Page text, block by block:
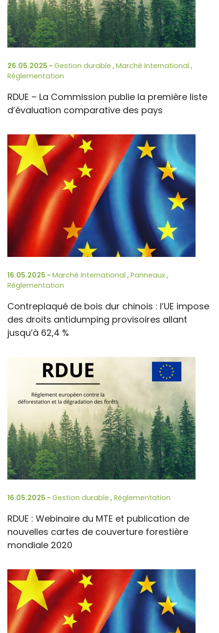
26.05.2025 - Gestion durable , Marché International ,
Réglementation
RDUE – La Commission publie la première liste
d’évaluation comparative des pays
16.05.2025 - Marché International , Panneaux,
Réglementation
Contreplaqué de bois dur chinois : l’UE impose
des droits antidumping provisoires allant
jusqu’à 62,4 %
16.05.2025 - Gestion durable , Réglementation
RDUE : Webinaire du MTE et publication de
nouvelles cartes de couverture forestière
mondiale 2020